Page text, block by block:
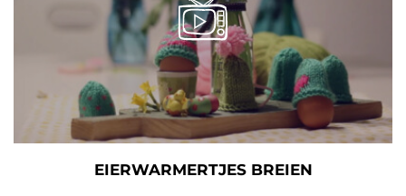
EIERWARMERTJES BREIEN